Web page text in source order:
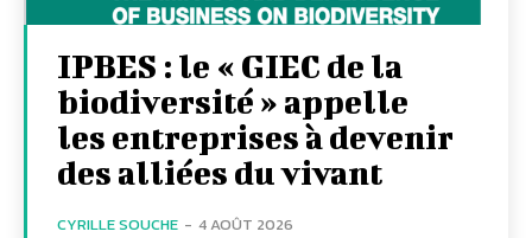
IPBES : le « GIEC de la
biodiversité » appelle
les entreprises à devenir
des alliées du vivant
CYRILLE SOUCHE - 4 AOÛT 2026